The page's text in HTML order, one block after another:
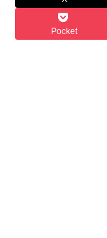
Pocket